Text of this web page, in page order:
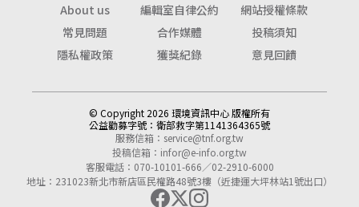
About us
編輯室自律公約
網站授權條款
常見問題
合作媒體
投稿須知
隱私權政策
獲獎紀錄 意見回饋
© Copyright 2026 環境資訊中心 版權所有
公益勸募字號： 衛部救字第1141364365號
服務信箱： service@tnf.org.tw
投稿信箱： infor@e-info.org.tw
客服電話：070-10101-666／02-2910-6000
地址：231023新北市新店區民權路48號3樓（近捷運大坪林站1號出口）